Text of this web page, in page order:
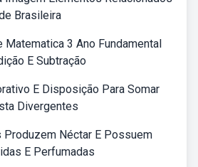
Brasileira
Matematica 3 Ano Fundamental
E Subtração
E Disposição Para Somar
Divergentes
Produzem Néctar E Possuem
E Perfumadas